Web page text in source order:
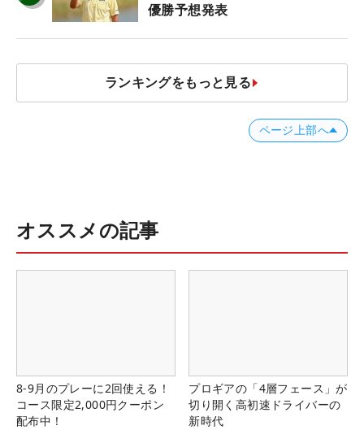
優勝予想発表
ランキングをもっと見る
ページ上部へ
オススメの記事
8-9月のプレーに2回使える！
コース限定2,000円クーポン
配布中！
プロギアの「4層フェース」が
切り開く高初速ドライバーの
新時代